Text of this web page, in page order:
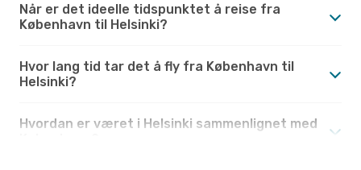
Når er det ideelle tidspunktet å reise fra
København til Helsinki?
Hvor lang tid tar det å fly fra København til
Helsinki?
Hvordan er været i Helsinki sammenlignet med